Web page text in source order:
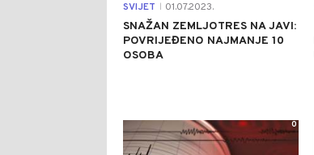
SVIJET 01.07.2023.
SNAŽAN ZEMLJOTRES NA JAVI:
POVRIJEĐENO NAJMANJE 10
OSOBA
0